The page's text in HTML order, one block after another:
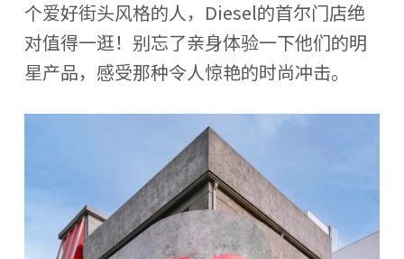
个爱好街头风格的人，Diesel的首尔门店绝
对值得一逛！别忘了亲身体验一下他们的明
星产品，感受那种令人惊艳的时尚冲击。